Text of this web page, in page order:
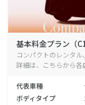
基本料金プラン（C1
コンパクトのレンタ
詳細は、こちらから各
代表車種
ボディタイプ